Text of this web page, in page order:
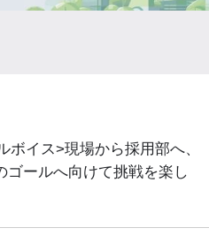
ボイス
現場から採用部へ、
ゴールへ向けて挑戦を楽し